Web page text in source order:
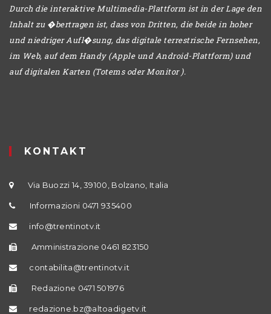
Durch die interaktive Multimedia-Plattform ist in der Lage den
Inhalt zu �bertragen ist, dass von Dritten, die beide in hoher
und niedriger Aufl�sung, das digitale terrestrische Fernsehen,
im Web, auf dem Handy (Apple und Android-Plattform) und
auf digitalen Karten (Totems oder Monitor ).
KONTAKT
Via Buozzi 14, 39100, Bolzano, Italia
Informazioni 0471 935400
info@trentinotv.it
Amministrazione 0461 823150
contabilita@trentinotv.it
Redazione 0471 501976
redazione.bz@altoadigetv.it